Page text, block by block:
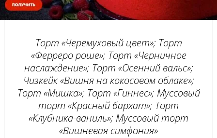
Торт «Черемуховый цвет»; Торт
«Ферреро роше»; Торт «Черничное
наслаждение»; Торт «Осенний вальс»;
Чизкейк «Вишня на кокосовом облаке»;
Торт «Мишка»; Торт «Гиннес»; Муссовый
торт «Красный бархат»; Торт
«Клубника-ваниль»; Муссовый торт
«Вишневая симфония»